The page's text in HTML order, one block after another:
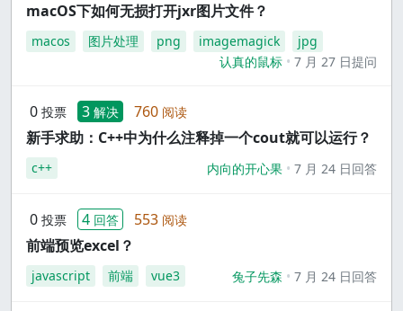
macOS下如何无损打开jxr图片文件？
macos 图片处理 png imagemagick
jpg
认真的鼠标
7 月 27 日提问
0 投票 3 解决 760 阅读
新手求助：C++中为什么注释掉一个cout就可以运行？
c++ 内向的开心果 7 月 24 日回答
0 投票 4 回答 553 阅读
前端预览excel？
javascript 前端 vue3 兔子先森 7 月 24 日回答